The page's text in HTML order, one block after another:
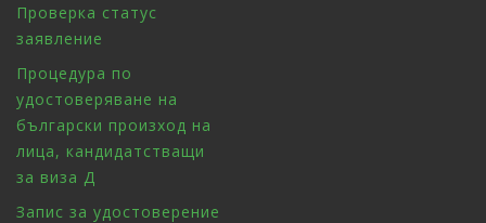
Проверка статус
заявление
Процедура по
удостоверяване на
български произход на
лица, кандидатстващи
за виза Д
Запис за удостоверение